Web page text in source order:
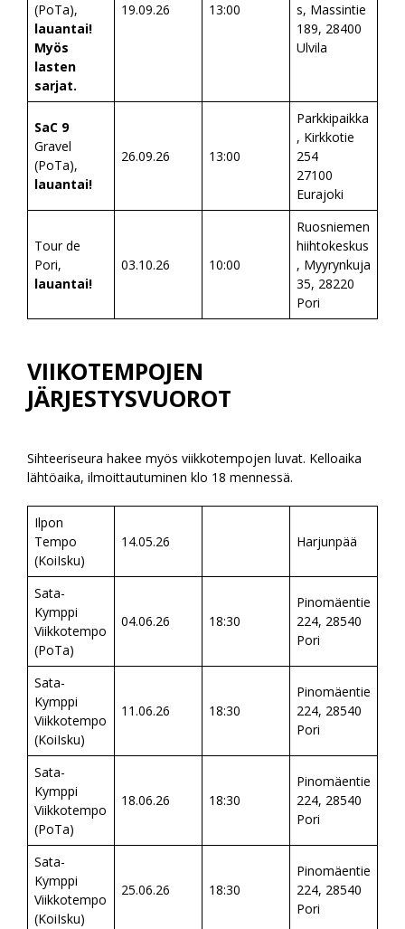
(PoTa),
lauantai!
Myös
lasten
sarjat.
19.09.26 13:00
s, Massintie
189, 28400
Ulvila
SaC 9
Gravel
(PoTa),
lauantai!
26.09.26 13:00
Parkkipaikka
, Kirkkotie
254
27100
Eurajoki
Tour de
Pori,
lauantai!
03.10.26 10:00
Ruosniemen
hiihtokeskus
, Myyrynkuja
35, 28220
Pori
VIIKOTEMPOJEN
JÄRJESTYSVUOROT
Sihteeriseura hakee myös viikkotempojen luvat. Kelloaika
lähtöaika, ilmoittautuminen klo 18 mennessä.
Ilpon
Tempo
(KoiIsku)
14.05.26 Harjunpää
Sata-
Kymppi
Viikkotempo
(PoTa)
04.06.26 18:30
Pinomäentie
224, 28540
Pori
Sata-
Kymppi
Viikkotempo
(KoiIsku)
11.06.26 18:30
Pinomäentie
224, 28540
Pori
Sata-
Kymppi
Viikkotempo
(PoTa)
18.06.26 18:30
Pinomäentie
224, 28540
Pori
Sata-
Kymppi
Viikkotempo
(KoiIsku)
25.06.26 18:30
Pinomäentie
224, 28540
Pori